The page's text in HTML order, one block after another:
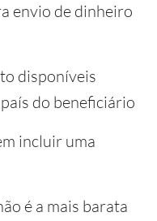
envio de dinheiro
disponíveis
do beneficiário
incluir uma
é a mais barata